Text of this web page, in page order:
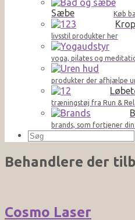
Sæbe
Køb
livsstil produkter her
yoga, pilates og
produkter der afhjælpe
træningstøj fra Run &
brands, som fortjener
Søg
efter:
Behandlere der
Cosmo Laser